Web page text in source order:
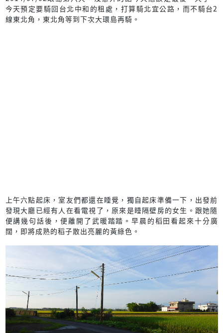
今天預定要騎回台北中和的租處，打算騎北宜公路，而不騎台2
線東北角，東北角等到下次大環島再騎。
上午六點起床，室友們都還在睡覺，獨自起床準備一下，出發前
發現大廳已經有人在看電視了，原來是睡隔壁房的女生。跟她隨
便講幾句話後，便離開了武暖踏踏。早晨的稻田看起來十分廣
闊，即將成熟的稻子散出亮麗的黃綠色。